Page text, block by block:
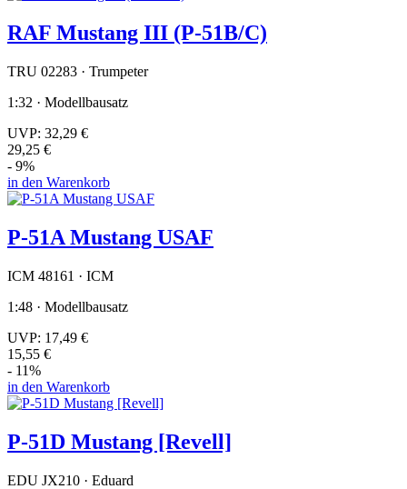
RAF Mustang III (P-51B/C)
TRU 02283 · Trumpeter
1:32 · Modellbausatz
UVP: 32,29 €
29,25 €
- 9%
in den Warenkorb
P-51A Mustang USAF
ICM 48161 · ICM
1:48 · Modellbausatz
UVP: 17,49 €
15,55 €
- 11%
in den Warenkorb
P-51D Mustang [Revell]
EDU JX210 · Eduard